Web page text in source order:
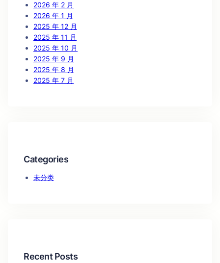
2026 年 2 月
2026 年 1 月
2025 年 12 月
2025 年 11 月
2025 年 10 月
2025 年 9 月
2025 年 8 月
2025 年 7 月
Categories
未分类
Recent Posts